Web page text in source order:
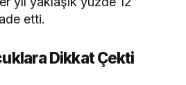
etti.
Dikkat Çekti